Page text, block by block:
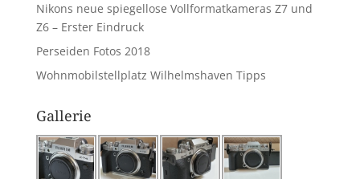
Nikons neue spiegellose Vollformatkameras Z7 und
Z6 – Erster Eindruck
Perseiden Fotos 2018
Wohnmobilstellplatz Wilhelmshaven Tipps
Gallerie